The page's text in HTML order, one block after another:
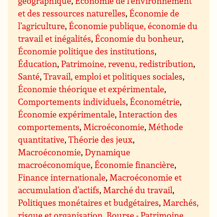
et des ressources naturelles,Économie de
l’agriculture,Économie publique, économie du
travail et inégalités,Économie du bonheur,
Économie politique des institutions,
Éducation,Patrimoine, revenu, redistribution,
Santé,Travail, emploi et politiques sociales,
Économie théorique et expérimentale,
Comportements individuels,Économétrie,
Économie expérimentale, Interaction des
comportements, Microéconomie, Méthode
quantitative,Théorie des jeux,
Macroéconomie,Dynamique
macroéconomique,Économie financière,
Finance internationale, Macroéconomie et
accumulation d’actifs, Marché du travail,
Politiques monétaires et budgétaires, Marchés,